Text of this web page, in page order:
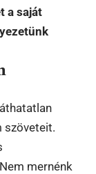
a saját
szöveteit.
mernénk